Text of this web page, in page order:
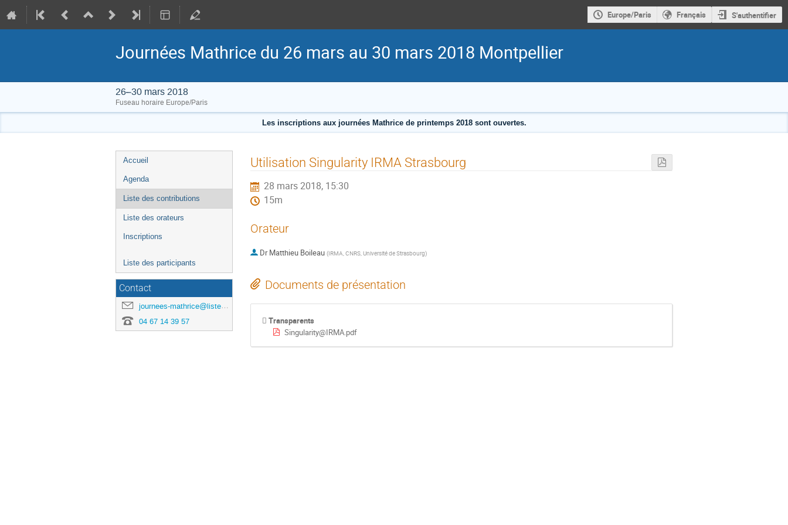
Europe/Paris Français S'authentifier
Journées Mathrice du 26 mars au 30 mars 2018 Montpellier
26–30 mars 2018
Fuseau horaire Europe/Paris
Les inscriptions aux journées Mathrice de printemps 2018 sont ouvertes.
Menu
de
l'événement
Accueil
Agenda
Liste des contributions
Liste des orateurs
Inscriptions
Liste des participants
Contact
journees-mathrice@listes.mathrice.fr
04 67 14 39 57
Utilisation Singularity IRMA Strasbourg
28 mars 2018, 15:30
15m
Orateur
Dr Matthieu Boileau (IRMA, CNRS, Université de Strasbourg)
Documents de présentation
Transparents
Singularity@IRMA.pdf